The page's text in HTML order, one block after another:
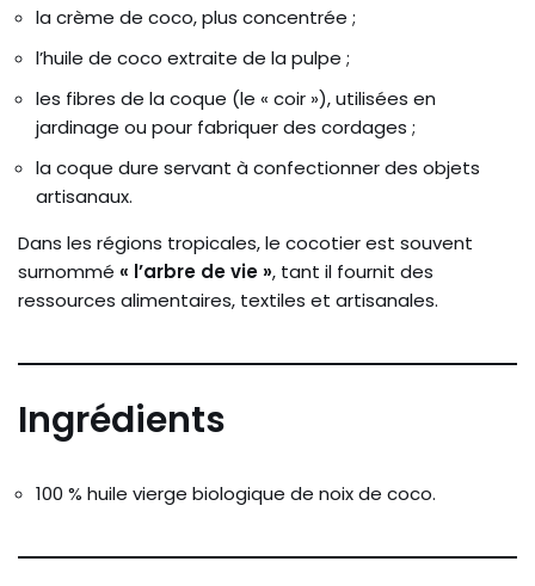
la crème de coco, plus concentrée ;
l’huile de coco extraite de la pulpe ;
les fibres de la coque (le « coir »), utilisées en
jardinage ou pour fabriquer des cordages ;
la coque dure servant à confectionner des objets
artisanaux.
Dans les régions tropicales, le cocotier est souvent
surnommé « l’arbre de vie », tant il fournit des
ressources alimentaires, textiles et artisanales.
Ingrédients
100 % huile vierge biologique de noix de coco.